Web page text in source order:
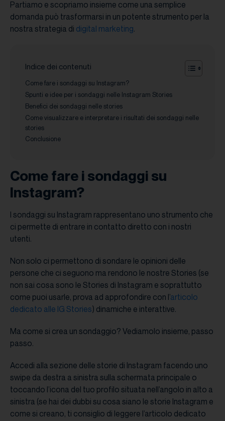
Partiamo e scopriamo insieme come una semplice
domanda può trasformarsi in un potente strumento per la
nostra strategia di digital marketing.
Indice dei contenuti
Come fare i sondaggi su Instagram?
Spunti e idee per i sondaggi nelle Instagram Stories
Benefici dei sondaggi nelle stories
Come visualizzare e interpretare i risultati dei sondaggi nelle
stories
Conclusione
Come fare i sondaggi su
Instagram?
I sondaggi su Instagram rappresentano uno strumento che
ci permette di entrare in contatto diretto con i nostri
utenti.
Non solo ci permettono di sondare le opinioni delle
persone che ci seguono ma rendono le nostre Stories (se
non sai cosa sono le Stories di Instagram e soprattutto
come puoi usarle, prova ad approfondire con l’articolo
dedicato alle IG Stories) dinamiche e interattive.
Ma come si crea un sondaggio? Vediamolo insieme, passo
passo.
Accedi alla sezione delle storie di Instagram facendo uno
swipe da destra a sinistra sulla schermata principale o
toccando l’icona del tuo profilo situata nell’angolo in alto a
sinistra (se hai dei dubbi su cosa siano le storie Instagram e
come si creano, ti consiglio di leggere l’articolo dedicato